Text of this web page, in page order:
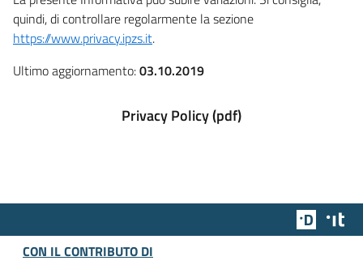
quindi, di controllare regolarmente la sezione
https://www.privacy.ipzs.it.
Ultimo aggiornamento:03.10.2019
Privacy Policy (pdf)
Team
CON IL CONTRIBUTO DI